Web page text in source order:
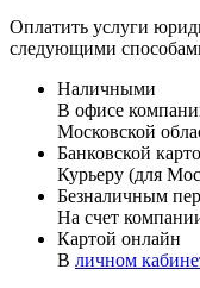
Оплатить услуги
следующими
Наличными
В офисе
Московской
Банковской
Курьеру (для
Безналичным
На счет
Картой онлайн
В личном